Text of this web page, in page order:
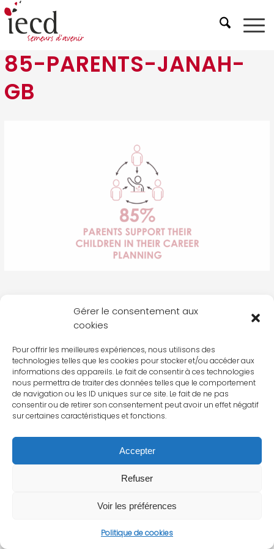
Gérer le consentement aux
cookies
Pour offrir les meilleures expériences, nous utilisons des
technologies telles que les cookies pour stocker et/ou accéder aux
informations des appareils. Le fait de consentir à ces technologies
nous permettra de traiter des données telles que le comportement
de navigation ou les ID uniques sur ce site. Le fait de ne pas
consentir ou de retirer son consentement peut avoir un effet négatif
sur certaines caractéristiques et fonctions.
Accepter
Refuser
Voir les préférences
Politique de cookies
85-PARENTS-JANAH-
GB